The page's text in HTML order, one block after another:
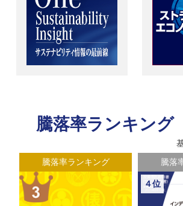
騰落率ランキング
騰落率ランキング
騰落
４位